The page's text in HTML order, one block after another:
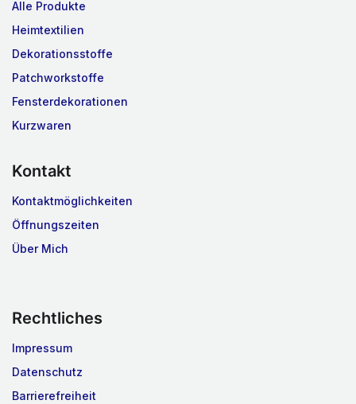
Alle Produkte
Heimtextilien
Dekorationsstoffe
Patchworkstoffe
Fensterdekorationen
Kurzwaren
Kontakt
Kontaktmöglichkeiten
Öffnungszeiten
Über Mich
Rechtliches
Impressum
Datenschutz
Barrierefreiheit